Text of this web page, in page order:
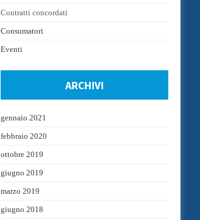
Contratti concordati
Consumatori
Eventi
ARCHIVI
gennaio 2021
febbraio 2020
ottobre 2019
giugno 2019
marzo 2019
giugno 2018